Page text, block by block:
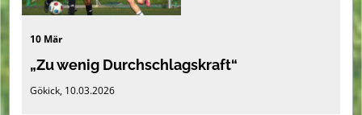
10 Mär
„Zu wenig Durchschlagskraft“
Gökick, 10.03.2026